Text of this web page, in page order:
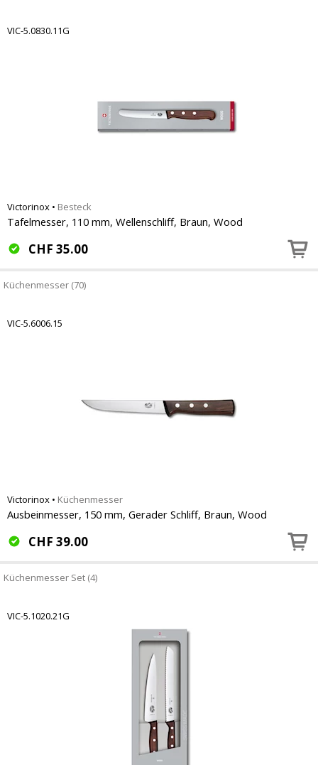
VIC-5.0830.11G
Victorinox • Besteck
Tafelmesser, 110 mm, Wellenschliff, Braun, Wood
CHF 35.00
Küchenmesser (70)
VIC-5.6006.15
Victorinox • Küchenmesser
Ausbeinmesser, 150 mm, Gerader Schliff, Braun, Wood
CHF 39.00
Küchenmesser Set (4)
VIC-5.1020.21G